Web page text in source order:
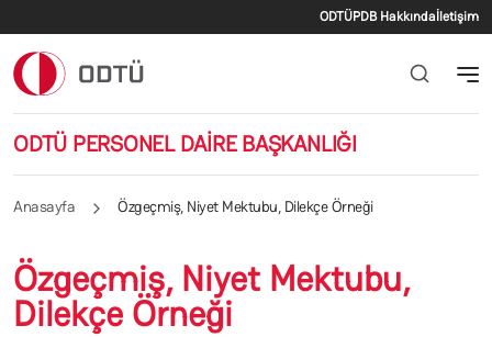
İkincil menü
ODTÜPDB Hakkındaİletişim
ODTÜ PERSONEL DAİRE BAŞKANLIĞI
Anasayfa Özgeçmiş, Niyet Mektubu, Dilekçe Örneği
Özgeçmiş, Niyet Mektubu,
Dilekçe Örneği